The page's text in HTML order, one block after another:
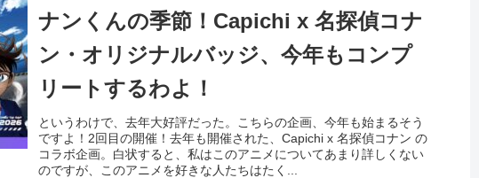
ナンくんの季節！Capichi x 名探偵コナ
ン・オリジナルバッジ、今年もコンプ
リートするわよ！
というわけで、去年大好評だった。こちらの企画、今年も始まるそう
ですよ！2回目の開催！去年も開催された、Capichi x 名探偵コナン の
コラボ企画。白状すると、私はこのアニメについてあまり詳しくない
のですが、このアニメを好きな人たちはたく...